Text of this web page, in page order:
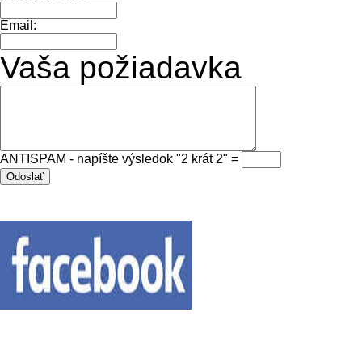
Email:
Vaša požiadavka
ANTISPAM - napíšte výsledok "2 krát 2" =